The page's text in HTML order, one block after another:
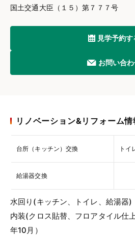
国土交通大臣（１５）第７７７号
見学予約す
お問い合
リノベーション&リフォーム情
台所（キッチン）交換 トイ
給湯器交換
水回り(キッチン、トイレ、給湯器)
内装(クロス貼替、フロアタイル仕
年10月）